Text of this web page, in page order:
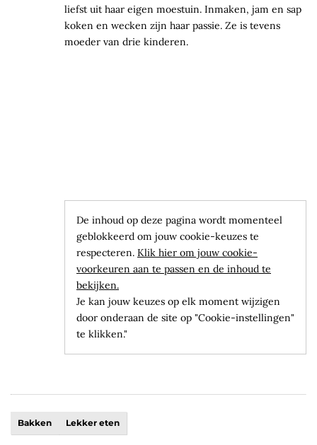
liefst uit haar eigen moestuin. Inmaken, jam en sap
koken en wecken zijn haar passie. Ze is tevens
moeder van drie kinderen.
De inhoud op deze pagina wordt momenteel
geblokkeerd om jouw cookie-keuzes te
respecteren. Klik hier om jouw cookie-
voorkeuren aan te passen en de inhoud te
bekijken.
Je kan jouw keuzes op elk moment wijzigen
door onderaan de site op "Cookie-instellingen"
te klikken."
Bakken Lekker eten